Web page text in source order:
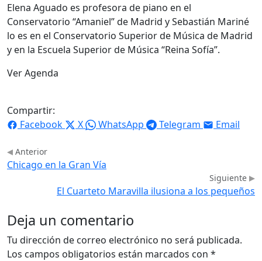
Elena Aguado es profesora de piano en el
Conservatorio “Amaniel” de Madrid y Sebastián Mariné
lo es en el Conservatorio Superior de Música de Madrid
y en la Escuela Superior de Música “Reina Sofía”.
Ver Agenda
Compartir:
Facebook
X WhatsApp Telegram Email
Anterior
Chicago en la Gran Vía
Siguiente
El Cuarteto Maravilla ilusiona a los pequeños
Deja un comentario
Tu dirección de correo electrónico no será publicada.
Los campos obligatorios están marcados con *